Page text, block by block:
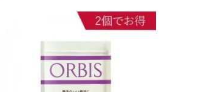
を運転するときにも大丈夫。いつでも気軽に摂れ
ます。気になる不快感に直接アプローチして、季
節に負けない健康づくりを応援します。「ムズム
ズしそうで窓を開けるのがコワイ」「ティッシュ
とマスクが手放せない」「買い物に行くのもユウ
ウツ」…そんな方にオススメです。